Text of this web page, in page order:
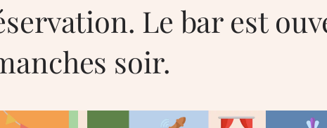
Le bar est
soir.